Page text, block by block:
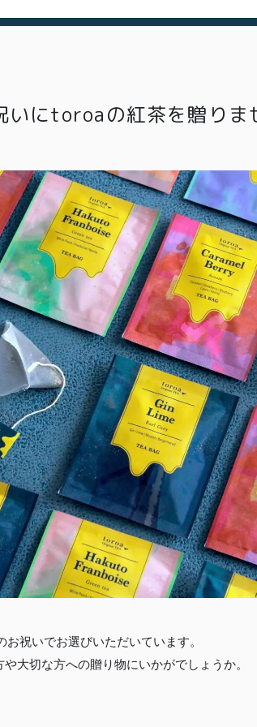
いにtoroaの紅茶を贈りま
祝いでお選びいただいています。
大切な方への贈り物にいかがでしょうか。